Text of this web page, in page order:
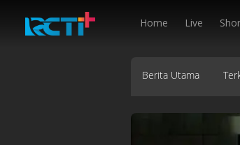
Home Live
Berita Utama